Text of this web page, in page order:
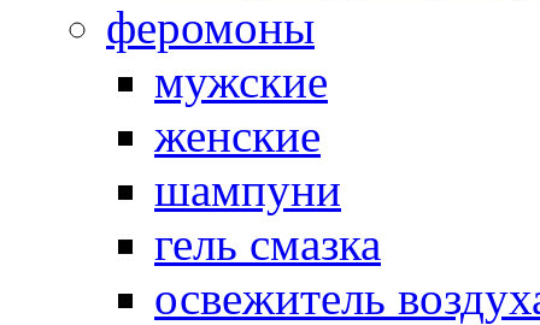
феромоны
мужские
женские
шампуни
гель смазка
освежитель